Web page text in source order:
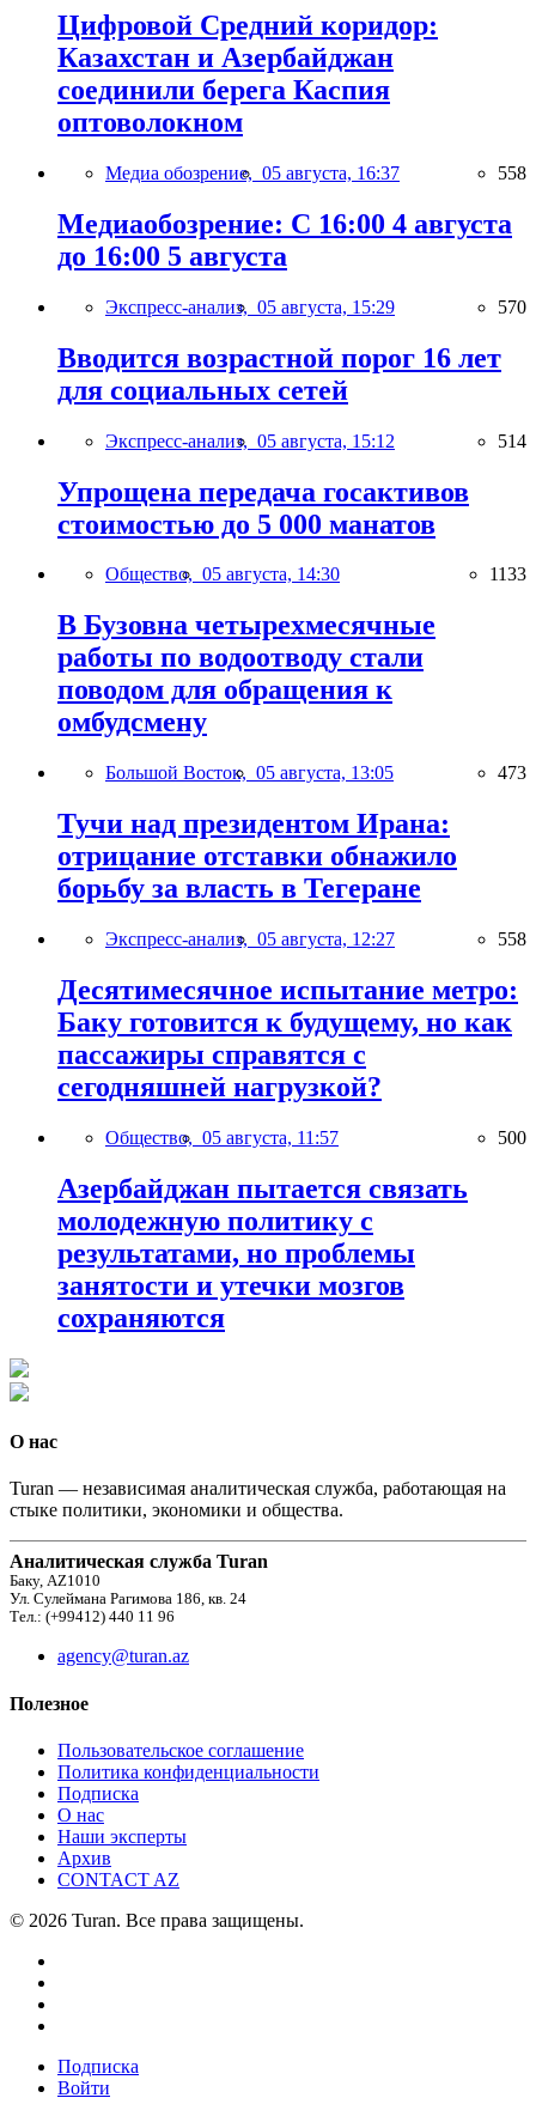
Цифровой Средний коридор:
Казахстан и Азербайджан
соединили берега Каспия
оптоволокном
Медиа обозрение, 05 августа, 16:37 558
Медиаобозрение: С 16:00 4 августа
до 16:00 5 августа
Экспресс-анализ, 05 августа, 15:29 570
Вводится возрастной порог 16 лет
для социальных сетей
Экспресс-анализ, 05 августа, 15:12 514
Упрощена передача госактивов
стоимостью до 5 000 манатов
Общество, 05 августа, 14:30 1133
В Бузовна четырехмесячные
работы по водоотводу стали
поводом для обращения к
омбудсмену
Большой Восток, 05 августа, 13:05 473
Тучи над президентом Ирана:
отрицание отставки обнажило
борьбу за власть в Тегеране
Экспресс-анализ, 05 августа, 12:27 558
Десятимесячное испытание метро:
Баку готовится к будущему, но как
пассажиры справятся с
сегодняшней нагрузкой?
Общество, 05 августа, 11:57 500
Азербайджан пытается связать
молодежную политику с
результатами, но проблемы
занятости и утечки мозгов
сохраняются
О нас
Turan — независимая аналитическая служба, работающая на
стыке политики, экономики и общества.
Аналитическая служба Turan
Баку, AZ1010
Ул. Сулеймана Рагимова 186, кв. 24
Тел.: (+99412) 440 11 96
agency@turan.az
Полезное
Пользовательское соглашение
Политика конфиденциальности
Подписка
О нас
Наши эксперты
Архив
CONTACT AZ
© 2026 Turan. Все права защищены.
Подписка
Войти